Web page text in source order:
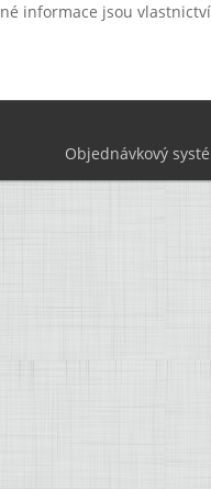
informace jsou
Objednávkový